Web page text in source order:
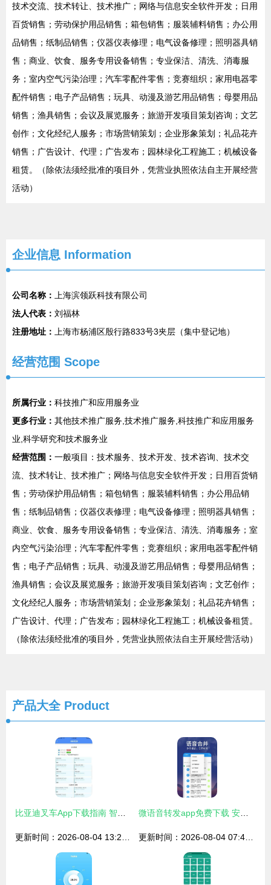
技术交流、技术转让、技术推广；网络与信息安全软件开发；日用
百货销售；劳动保护用品销售；箱包销售；服装辅料销售；办公用
品销售；纸制品销售；仪器仪表修理；电气设备修理；照明器具销
售；商业、饮食、服务专用设备销售；专业保洁、清洗、消毒服
务；室内空气污染治理；汽车零配件零售；竞赛组织；家用电器零
配件销售；电子产品销售；玩具、动漫及游艺用品销售；母婴用品
销售；渔具销售；会议及展览服务；旅游开发项目策划咨询；文艺
创作；文化经纪人服务；市场营销策划；企业形象策划；礼品花卉
销售；广告设计、代理；广告发布；园林绿化工程施工；机械设备
租赁。（除依法须经批准的项目外，凭营业执照依法自主开展经营
活动）
企业信息 Information
公司名称：
上海滨领跃科技有限公司
法人代表： 刘福林
注册地址：
上海市杨浦区殷行路833号3夹层（集中登记地）
经营范围 Scope
所属行业： 科技推广和应用服务业
更多行业： 其他技术推广服务,技术推广服务,科技推广和应用服务
业,科学研究和技术服务业
经营范围： 一般项目：技术服务、技术开发、技术咨询、技术交
流、技术转让、技术推广；网络与信息安全软件开发；日用百货销
售；劳动保护用品销售；箱包销售；服装辅料销售；办公用品销
售；纸制品销售；仪器仪表修理；电气设备修理；照明器具销售；
商业、饮食、服务专用设备销售；专业保洁、清洗、消毒服务；室
内空气污染治理；汽车零配件零售；竞赛组织；家用电器零配件销
售；电子产品销售；玩具、动漫及游艺用品销售；母婴用品销售；
渔具销售；会议及展览服务；旅游开发项目策划咨询；文艺创作；
文化经纪人服务；市场营销策划；企业形象策划；礼品花卉销售；
广告设计、代理；广告发布；园林绿化工程施工；机械设备租赁。
（除依法须经批准的项目外，凭营业执照依法自主开展经营活动）
产品大全Product